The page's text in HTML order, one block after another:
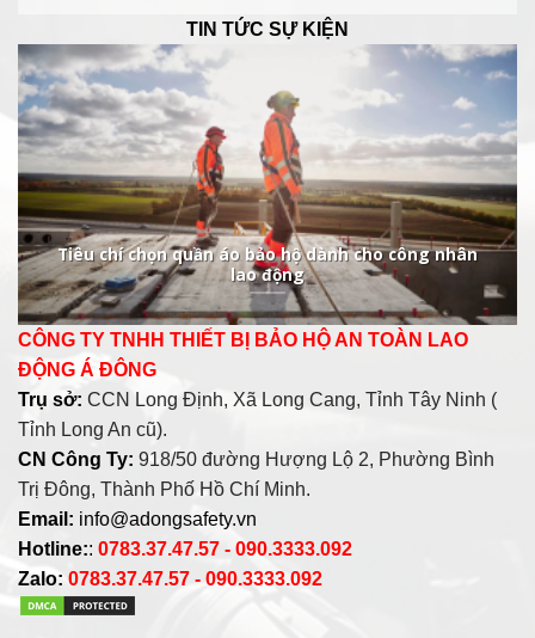
TIN TỨC SỰ KIỆN
Tiêu chí chọn quần áo bảo hộ dành cho công nhân
lao động
CÔNG TY TNHH THIẾT BỊ BẢO HỘ AN TOÀN LAO
ĐỘNG Á ĐÔNG
Trụ sở: CCN Long Định, Xã Long Cang, Tỉnh Tây Ninh (
Tỉnh Long An cũ).
CN Công Ty: 918/50 đường Hượng Lộ 2, Phường Bình
Trị Đông, Thành Phố Hồ Chí Minh.
Email: info@adongsafety.vn
Hotline:: 0783.37.47.57 - 090.3333.092
Zalo: 0783.37.47.57 - 090.3333.092